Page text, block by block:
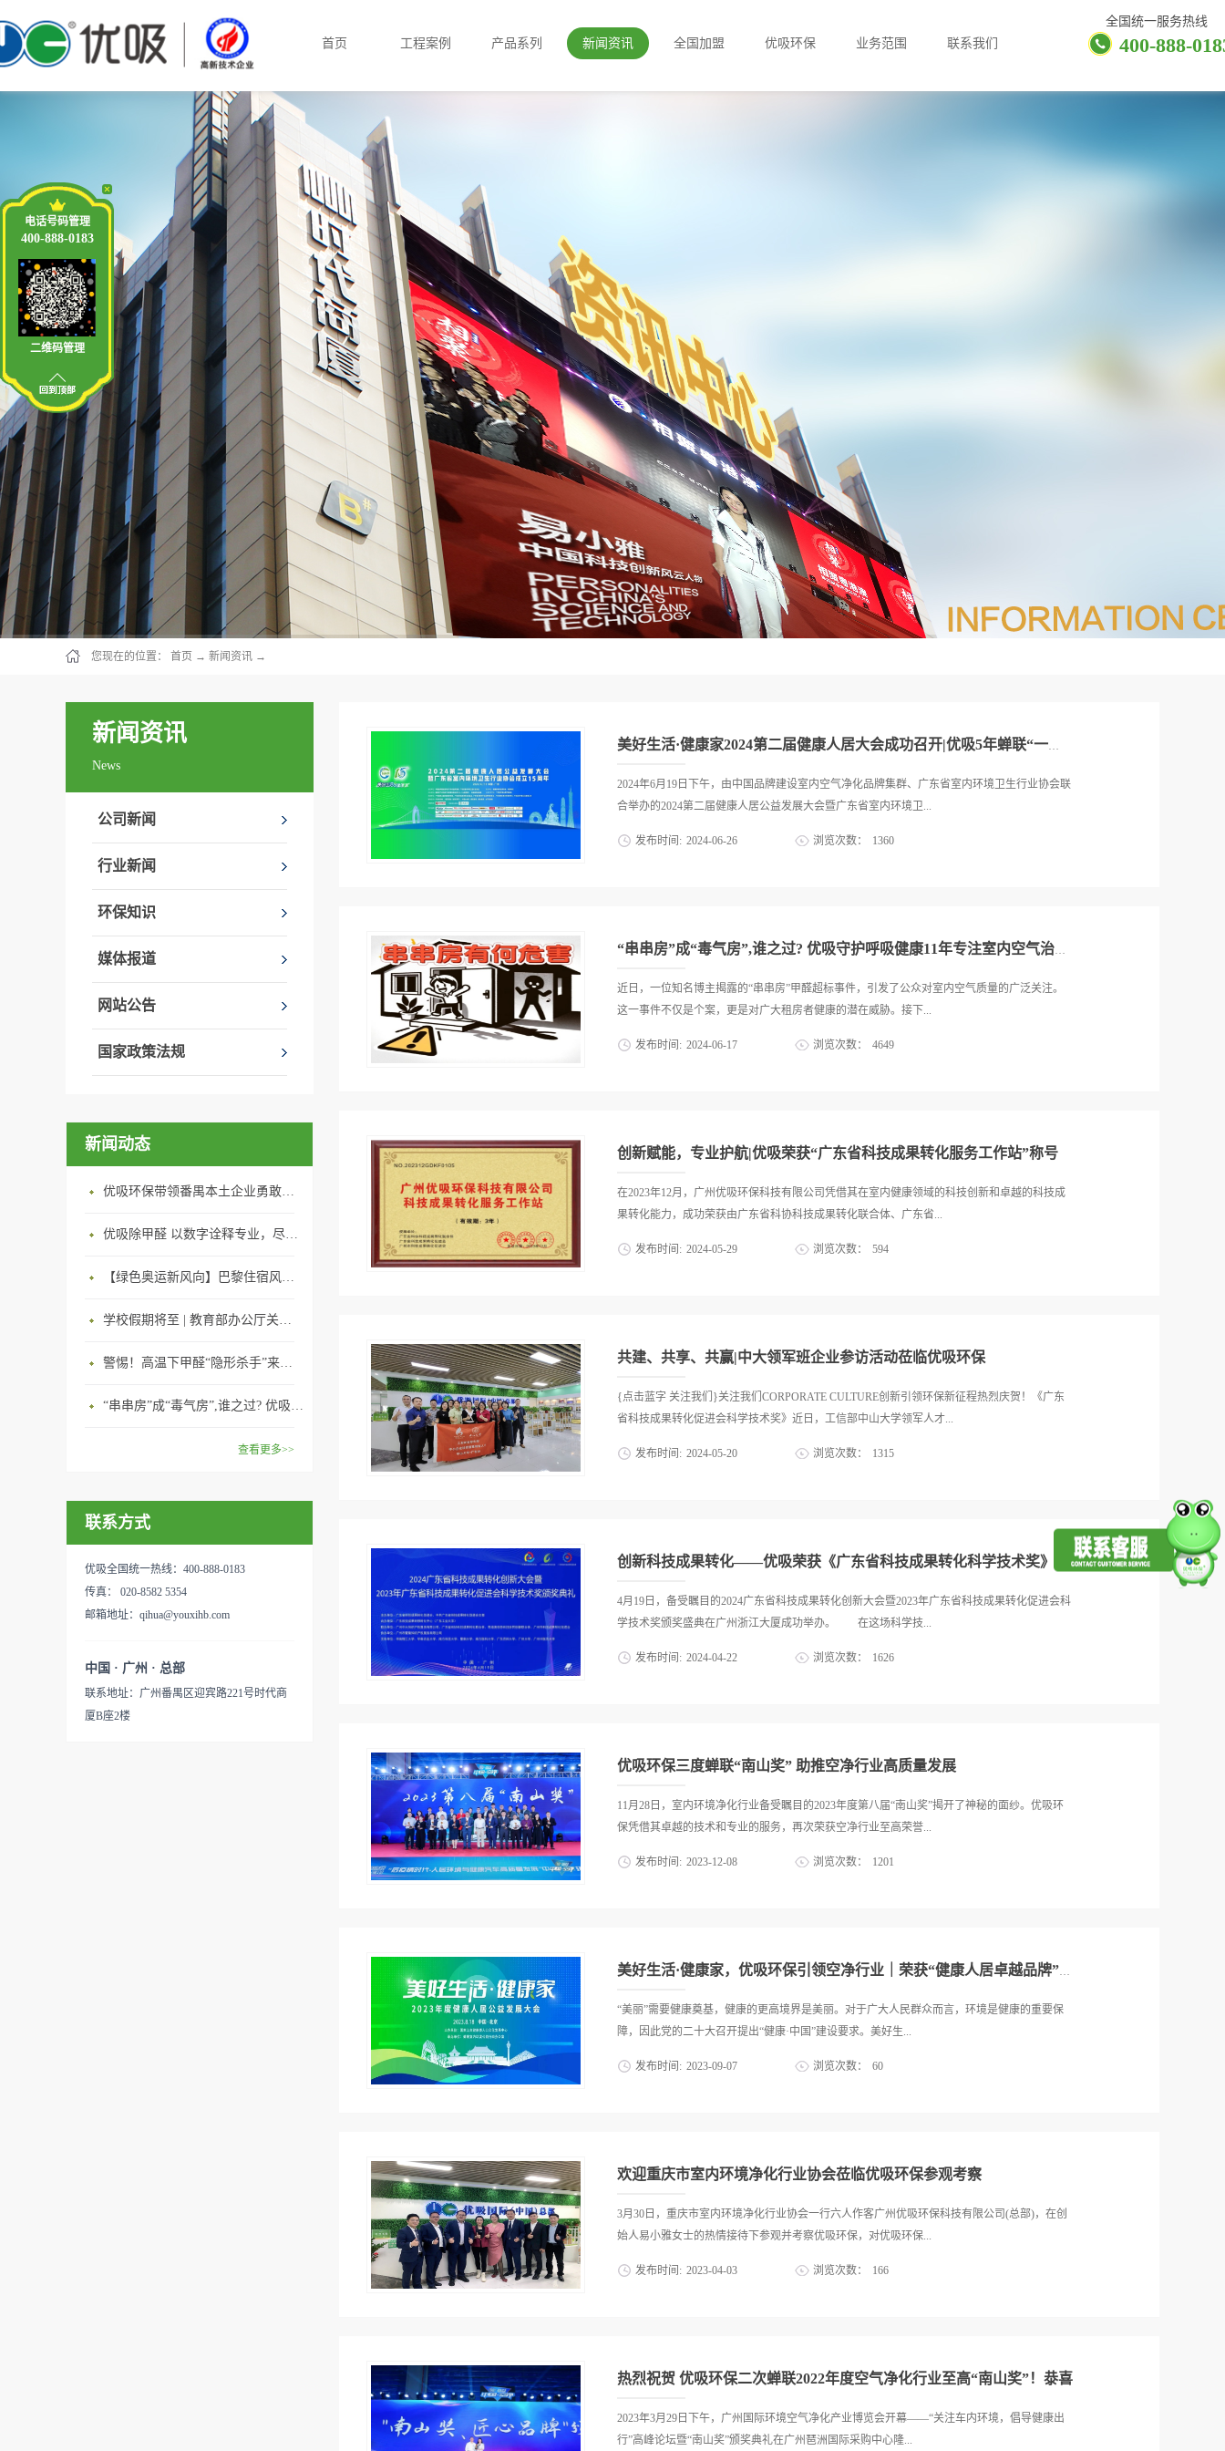
全国统一服务热线
400-888-
首页 工程案例 产品系列 新闻资讯 全国加盟 优吸环保 业务范围 联系我们
您现在的位置： 首页 → 新闻资讯 →
新闻资讯
News
公司新闻
行业新闻
环保知识
媒体报道
网站公告
国家政策法规
新闻动态
优吸环保带领番禺本​土企业勇敢破局向“新”
优吸除甲醛 以数字诠释专业，尽显除醛品牌实力！
【绿色奥运新风向】巴黎住宿风波：优吸环保共建健康绿色家居
学校假期将至 | 教育部办公厅关于加强学校新建校舍室内空气质量管理通知
警惕！高温下甲醛“隐形杀手”来袭，你的家安全吗？
“串串房”成“毒气房”,谁之过? 优吸守护呼吸健康11年专注室内空气治理！
查看更多>>
联系方式
优吸全国统一热线：400-888-0183
传真： 020-8582 5354
邮箱地址：qihua@youxihb.com
中国 · 广州 · 总部
联系地址：广州番禺区迎宾路221号时代商
厦B座2楼
美好生活·健康家2024第二届健康人居大会成功召开|优吸5年蝉联“一线品牌”荣誉！
2024年6月19日下午，由中国品牌建设室内空气净化品牌集群、广东省室内环境卫生行业协会联
合举办的2024第二届健康人居公益发展大会暨广东省室内环境卫...
会恰逢广东省室内环境卫生行业协会15周年，大会召开更显意义非凡！本次大会由中面品牌建
设室内空气净化品牌集群、广东省室内环境卫生行业协会主办，国家空气净化器产品质量检验
检测中心，《大国品牌》、高端品牌实验室协办，健康家展专业委员会，哈赞科技承办，广东
省钟南山医学基金会公益支持。在这场盛会上，优吸环保凭借其卓越的品牌实力和持续的创新
盼活动由广东省室内环境卫生行业协会常务副会长兼秘书长周志辉主持，中国品牌建设室内空
发布时间: 2024-06-26 浏览次数： 1360
“串串房”成“毒气房”,谁之过? 优吸守护呼吸健康11年专注室内空气治理！
近日，一位知名博主揭露的“串串房”甲醛超标事件，引发了公众对室内空气质量的广泛关注。
这一事件不仅是个案，更是对广大租房者健康的潜在威胁。接下...
房”。01一、甲醛超标：潜在的健康隐患甲醛超标事件让我们深刻认识到室内空气质量的重要
性。甲醛，这一常见的室内空气污染物，无色无味，却能悄无声息地影响我们的呼吸系统，甚
至可能引发更严重的健康问题。因此，我们需要关注居住环境中的甲醛含量，确保室内空气质
量达标。二、为何“串串房”易甲醛超标?“串串房”由于装修材料、家具等的复杂来源，以及可能
空气质量难以得到保障。三、串串房的危害01装修质量没有保障串串房的装修质量往往难以得
发布时间: 2024-06-17 浏览次数： 4649
创新赋能，专业护航|优吸荣获“广东省科技成果转化服务工作站”称号
在2023年12月，广州优吸环保科技有限公司凭借其在室内健康领域的科技创新和卓越的科技成
果转化能力，成功荣获由广东省科协科技成果转化联合体、广东省...
室内环境健康领域的高新技术企业，优吸环保集科研、生产、销售、工程于一体，凭借卓越的
技术实力和创新能力，已经成为全国连锁的领军企业。优吸在室内空气甲醛治理、室内异味、
TVOC有害气体治理、室内防霉/除霉等领域已有11年的成功经验，在全国拥有810+家分支机
构，并长期为万达、星河湾、侨鑫、绿地、珠光等知名企业提供室内空气治理服务，且赢得了
会。该会由省科协主管，经省民政厅批准成立，由广东地区的高校、研发机构、事业单位、投
发布时间: 2024-05-29 浏览次数： 594
共建、共享、共赢|中大领军班企业参访活动莅临优吸环保
{点击蓝字 关注我们}关注我们CORPORATE CULTURE创新引领环保新征程热烈庆贺！《广东
省科技成果转化促进会科学技术奖》近日，工信部中山大学领军人才...
热情和专业的态度，欢迎宾客的到来。广州优吸环保科技有限公司尹经理首先向宾客们介绍了
优吸环保的基本情况，详细阐述了公司的核心价值观、业务模式以及在环保领域所取得的显著
成就。尹经理讲解深入浅出，在场的每一位宾客都对优吸环保有了更为深入的了解。紧接着，
董事长易小雅与大家分享了优吸环保的发展历程。从公司创立之初的艰辛起步，谈到如今在环
保行业的领先地位，每一个阶段都充满了挑战与坚持。特别是易董事长还分享了她参加“工商大
励的瞬间，最终为了信念、坚定的目标，最终中大从全国五十多所学院、一百多支队伍中，获
发布时间: 2024-05-20 浏览次数： 1315
创新科技成果转化——优吸荣获《广东省科技成果转化科学技术奖》
4月19日，备受瞩目的2024广东省科技成果转化创新大会暨2023年广东省科技成果转化促进会科
学技术奖颁奖盛典在广州浙江大厦成功举办。 在这场科学技...
成果转移转化中心(广东工业大学)合办，广州中大知识产权服务有限公司、广东省科协科技成果
转化联合体、粤港澳信息科技协同创新联合体、广州市科技成果转化促进会等单位联办。
大会邀请了广东省科技厅成果与区域处四级调研员斯恒、广东工业大学产业技术研究与开发院
副院长杜玉晓、广东高校科技成果转化中心副主任邓志、广东省科学院规划部副处长郑艳伟分
《高校科技成果路径实践》《深化改革创新 打造聚焦产业发展枢纽型高端平台 助力广东省高质
发布时间: 2024-04-22 浏览次数： 1626
优吸环保三度蝉联“南山奖” 助推空净行业高质量发展
11月28日，室内环境净化行业备受瞩目的2023年度第八届“南山奖”揭开了神秘的面纱。优吸环
保凭借其卓越的技术和专业的服务，再次荣获空净行业至高荣誉...
行业年度荣誉。同时，董事长易小雅女士荣获“2023年度行业突出贡献奖”十名之一席！优吸环
保以专业、创新、诚信赋能全民室内空气健康生活。2023年第八届11.28全民空净节钟南山院士
与荣获“南山奖”代表合影2022年优吸环保荣获第七届“南山奖”2021年优吸环保荣获第六届“南山
奖”践行室内环境污染治理高质量发展，共同推进健康中国建设十年前，公众对空气净化行业的
专业能力得到了显著的提升，可以通过光触媒、生物酶和二氧化氯等多种方案来有效地解决室
发布时间: 2023-12-08 浏览次数： 1201
美好生活·健康家，优吸环保引领空净行业｜荣获“健康人居卓越品牌”荣誉
“美丽”需要健康奠基，健康的更高境界是美丽。对于广大人民群众而言，环境是健康的重要保
障，因此党的二十大召开提出“健康·中国”建设要求。美好生...
家--2023健康人居公益发展大会”于8月18日在北京隆重举行。会上，优吸环保被授予“健康人居
卓越品牌”荣誉称号，为空净治理行业本届唯一获奖企业。▲优吸环保荣获“健康人居卓越品牌”
荣誉称号坚定绿色发展目标寄托美好愿景▲全国爱国卫生运动委员会办公室副主任、国家卫生
健康委规划发展与信息化司司长 毛群安本次“美好生活·健康家”大会是健康环境促进的高层次、
造力、技术力以及行业反响等多方面进行综合评定，旨在聚焦空净行业健康高质量发展，表彰
发布时间: 2023-09-07 浏览次数： 60
欢迎重庆市室内环境净化行业协会莅临优吸环保参观考察
3月30日，重庆市室内环境净化行业协会一行六人作客广州优吸环保科技有限公司(总部)，在创
始人易小雅女士的热情接待下参观并考察优吸环保，对优吸环保...
介绍优吸环保产品及所获荣誉易总向重庆市室内环境净化行业协会客人介绍优吸环保标杆案例
发布时间: 2023-04-03 浏览次数： 166
热烈祝贺 优吸环保二次蝉联2022年度空气净化行业至高“南山奖”！㳟喜
2023年3月29日下午，广州国际环境空气净化产业博览会开幕——“关注车内环境，倡导健康出
行”高峰论坛暨“南山奖”颁奖典礼在广州琶洲国际采购中心隆...
电话号码管理
400-888-0183
二维码管理